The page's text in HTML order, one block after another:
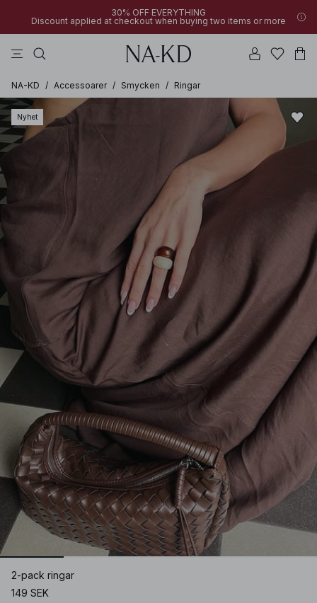
30% OFF EVERYTHING
Discount applied at checkout when buying two items or more
NA-KD / Accessoarer / Smycken / Ringar
Nyhet
2-pack ringar
149 SEK